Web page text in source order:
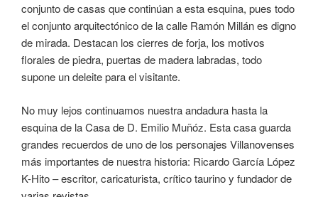
conjunto de casas que continúan a esta esquina, pues todo
el conjunto arquitectónico de la calle Ramón Millán es digno
de mirada. Destacan los cierres de forja, los motivos
florales de piedra, puertas de madera labradas, todo
supone un deleite para el visitante.
No muy lejos continuamos nuestra andadura hasta la
esquina de la Casa de D. Emilio Muñóz. Esta casa guarda
grandes recuerdos de uno de los personajes Villanovenses
más importantes de nuestra historia: Ricardo García López
K-Hito – escritor, caricaturista, crítico taurino y fundador de